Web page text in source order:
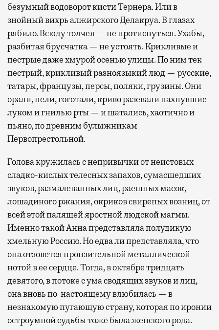
безумный водоворот кисти Тернера. Или в
знойный вихрь алжирского Делакруа. В глазах
рябило. Всюду толчея — не протиснуться. Ухабы,
разбитая брусчатка — не устоять. Крикливые и
пестрые даже хмурой осенью улицы. По ним тек
пестрый, крикливый разноязыкий люд — русские,
татары, французы, персы, поляки, грузины. Они
орали, пели, гоготали, криво разевали пахнувшие
луком и гнилью рты — и шатались, хаотично и
пьяно, по древним булыжникам
Первопрестольной.
Голова кружилась с непривычки от неистовых
сладко-кислых телесных запахов, сумасшедших
звуков, размалеванных лиц, раешных масок,
лошадиного ржания, окриков свирепых возниц, от
всей этой палящей яростной людской магмы.
Именно такой Анна представляла полудикую
хмельную Россию. Но едва ли представляла, что
она отзовется пронзительной металлической
нотой в ее сердце. Тогда, в октябре тридцать
девятого, в потоке с ума сводящих звуков и лиц,
она вновь по-настоящему влюбилась — в
незнакомую пугающую страну, которая по иронии
остроумной судьбы тоже была женского рода.